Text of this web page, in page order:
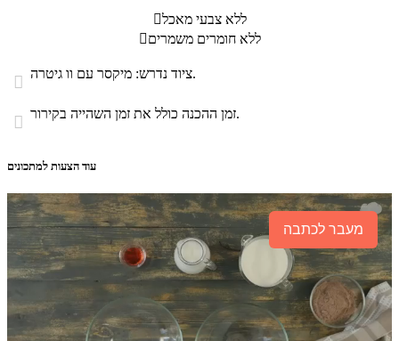
ללא צבעי מאכל
ללא חומרים משמרים
 ציוד נדרש: מיקסר עם וו גיטרה.
 זמן ההכנה כולל את זמן השהייה בקירור.
עוד הצעות למתכונים
מעבר לכתבה